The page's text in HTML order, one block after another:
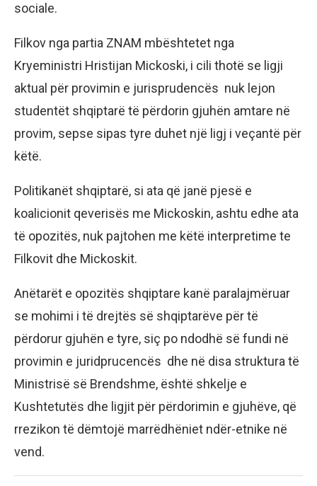
sociale.
Filkov nga partia ZNAM mbështetet nga
Kryeministri Hristijan Mickoski, i cili thotë se ligji
aktual për provimin e jurisprudencës nuk lejon
studentët shqiptarë të përdorin gjuhën amtare në
provim, sepse sipas tyre duhet një ligj i veçantë për
këtë.
Politikanët shqiptarë, si ata që janë pjesë e
koalicionit qeverisës me Mickoskin, ashtu edhe ata
të opozitës, nuk pajtohen me këtë interpretime te
Filkovit dhe Mickoskit.
Anëtarët e opozitës shqiptare kanë paralajmëruar
se mohimi i të drejtës së shqiptarëve për të
përdorur gjuhën e tyre, siç po ndodhë së fundi në
provimin e juridprucencës dhe në disa struktura të
Ministrisë së Brendshme, është shkelje e
Kushtetutës dhe ligjit për përdorimin e gjuhëve, që
rrezikon të dëmtojë marrëdhëniet ndër-etnike në
vend.